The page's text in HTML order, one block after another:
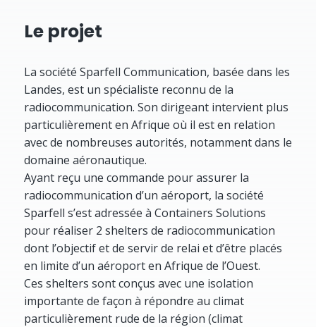
Le projet
La société Sparfell Communication, basée dans les
Landes, est un spécialiste reconnu de la
radiocommunication. Son dirigeant intervient plus
particulièrement en Afrique où il est en relation
avec de nombreuses autorités, notamment dans le
domaine aéronautique.
Ayant reçu une commande pour assurer la
radiocommunication d’un aéroport, la société
Sparfell s’est adressée à Containers Solutions
pour réaliser 2 shelters de radiocommunication
dont l’objectif et de servir de relai et d’être placés
en limite d’un aéroport en Afrique de l’Ouest.
Ces shelters sont conçus avec une isolation
importante de façon à répondre au climat
particulièrement rude de la région (climat